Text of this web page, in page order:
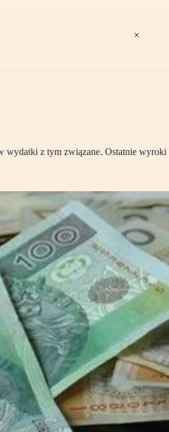
wydatki z tym związane. Ostatnie